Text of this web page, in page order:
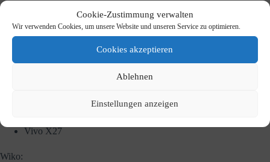
Cookie-Zustimmung verwalten
Wir verwenden Cookies, um unsere Website und unseren Service zu optimieren.
Cookies akzeptieren
Ablehnen
Einstellungen anzeigen
Sony Xperia 10 Plus (Q1 2020)
Sony Xperia XZ2 (verfügbar)
Sony Xperia XZ2 Compact (verfügbar)
Sony Xperia XZ2 Premium (verfügbar)
Vivo X27
Wiko: